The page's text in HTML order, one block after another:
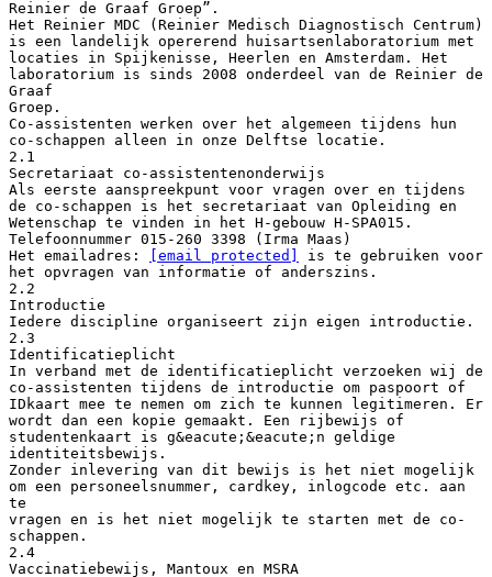
Reinier de Graaf Groep”.
Het Reinier MDC (Reinier Medisch Diagnostisch Centrum)
is een landelijk opererend huisartsenlaboratorium met
locaties in Spijkenisse, Heerlen en Amsterdam. Het
laboratorium is sinds 2008 onderdeel van de Reinier de
Graaf
Groep.
Co-assistenten werken over het algemeen tijdens hun
co-schappen alleen in onze Delftse locatie.
2.1
Secretariaat co-assistentenonderwijs
Als eerste aanspreekpunt voor vragen over en tijdens
de co-schappen is het secretariaat van Opleiding en
Wetenschap te vinden in het H-gebouw H-SPA015.
Telefoonnummer 015-260 3398 (Irma Maas)
Het emailadres:
[email protected]
is te gebruiken voor
het opvragen van informatie of anderszins.
2.2
Introductie
Iedere discipline organiseert zijn eigen introductie.
2.3
Identificatieplicht
In verband met de identificatieplicht verzoeken wij de
co-assistenten tijdens de introductie om paspoort of
IDkaart mee te nemen om zich te kunnen legitimeren. Er
wordt dan een kopie gemaakt. Een rijbewijs of
studentenkaart is g&eacute;&eacute;n geldige
identiteitsbewijs.
Zonder inlevering van dit bewijs is het niet mogelijk
om een personeelsnummer, cardkey, inlogcode etc. aan
te
vragen en is het niet mogelijk te starten met de co-
schappen.
2.4
Vaccinatiebewijs, Mantoux en MSRA